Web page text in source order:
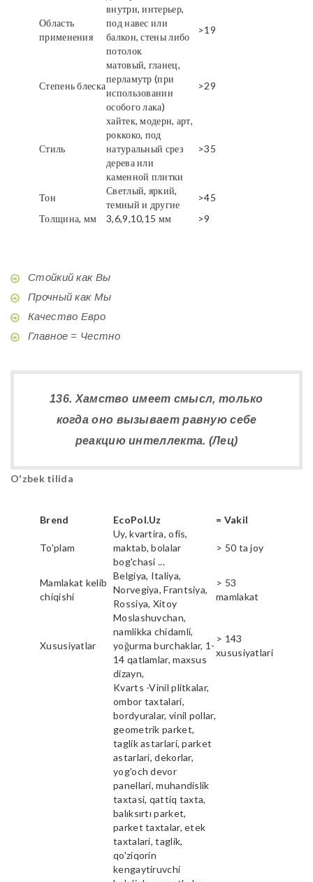
Область
применения
внутри, интерьер,
под навес или
балкон, стены либо
потолок
>19
Степень блеска
матовый, гланец,
перламутр (при
использовании
особого лака)
>29
Стиль
хайтек, модерн, арт,
роккоко, под
натуральный срез
дерева или
каменной плитки
>35
Тон
Светлый, яркий,
темный и другие
>45
Толщина, мм
3,6,9,10,15 мм >9
Стойкий как Вы
Прочный как Мы
Качество Евро
Главное = Честно
136. Хамство имеет смысл, только
когда оно вызывает равную себе
реакцию интеллекта. (Лец)
O'zbek tilida
Brend EcoPol.Uz = Vakil
To'plam
Uy, kvartira, ofis,
maktab, bolalar
bog'chasi ...
> 50 ta joy
Mamlakat kelib
chiqishi
Belgiya, Italiya,
Norvegiya, Frantsiya,
Rossiya, Xitoy
> 53
mamlakat
Xususiyatlar
Moslashuvchan,
namlikka chidamli,
yoğurma burchaklar, 1-
14 qatlamlar, maxsus
dizayn,
> 143
xususiyatlari
Kvarts -Vinil plitkalar,
ombor taxtalari,
bordyuralar, vinil pollar,
geometrik parket,
taglik astarlari, parket
astarlari, dekorlar,
yog'och devor
panellari, muhandislik
taxtasi, qattiq taxta,
balıksırtı parket,
parket taxtalar, etek
taxtalari, taglik,
qo'ziqorin
kengaytiruvchi